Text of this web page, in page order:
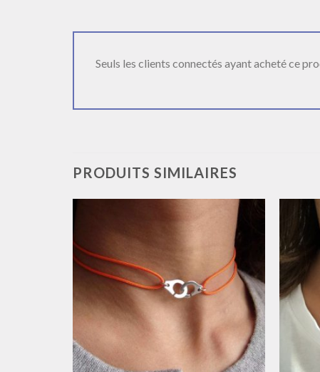
Seuls les clients connectés ayant acheté ce
PRODUITS SIMILAIRES